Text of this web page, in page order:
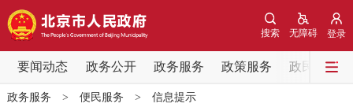
登录
无障碍
搜索
要闻动态 政务公开 政务服务 政策服务 政民互动
要闻动态
党中央精神 国务院信息
政务服务 > 便民服务 > 信息提示